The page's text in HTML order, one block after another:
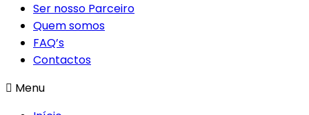
Ser nosso Parceiro
Quem somos
FAQ’s
Contactos
Menu